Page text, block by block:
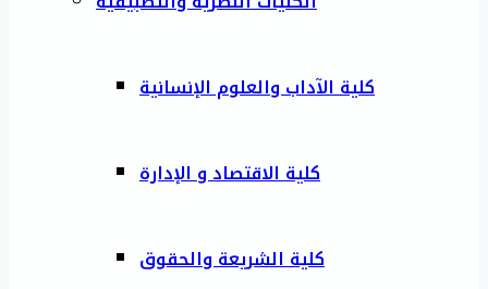
كلية الآداب والعلوم الإنسانية
كلية الاقتصاد و الإدارة
كلية الشريعة والحقوق